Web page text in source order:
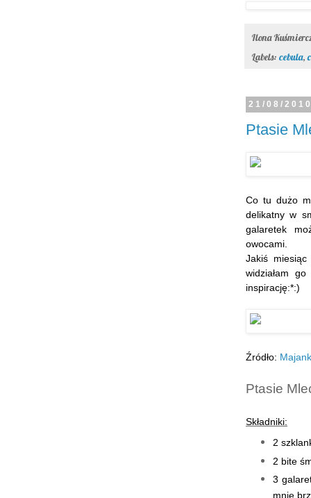
Ilona
Labels: cebula,
21/08/
Ptasie
Co tu dużo
delikatny w
galaretek
owocami.
Jakiś
widziałam
inspirację:*:)
Źródło:
Ptasie
Składniki:
2
2 bite
3
mnie